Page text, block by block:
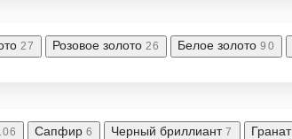
27 Розовое золото 26 Белое золото 90
Сапфир 6 Черный бриллиант 7 Гранат